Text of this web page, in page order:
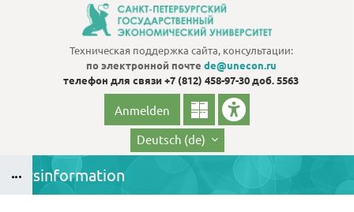
Zum Hauptinhalt
Техническая поддержка сайта, консультации:
по электронной почте de@unecon.ru
телефон для связи+7 (812) 458-97-30 доб. 5563
Anmelden
Deutsch ‎(de)‎
Kursinformation